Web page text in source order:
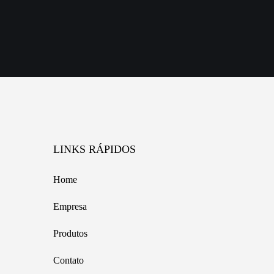
LINKS RÁPIDOS
Home
Empresa
Produtos
Contato